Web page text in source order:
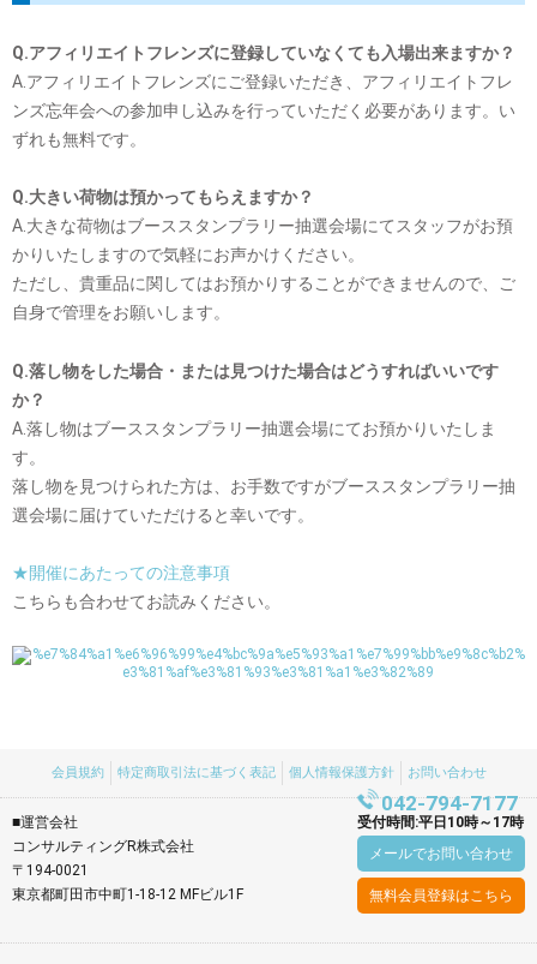
Q.アフィリエイトフレンズに登録していなくても入場出来ますか？
A.アフィリエイトフレンズにご登録いただき、アフィリエイトフレ
ンズ忘年会への参加申し込みを行っていただく必要があります。い
ずれも無料です。
Q.大きい荷物は預かってもらえますか？
A.大きな荷物はブーススタンプラリー抽選会場にてスタッフがお預
かりいたしますので気軽にお声かけください。
ただし、貴重品に関してはお預かりすることができませんので、ご
自身で管理をお願いします。
Q.落し物をした場合・または見つけた場合はどうすればいいです
か？
A.落し物はブーススタンプラリー抽選会場にてお預かりいたしま
す。
落し物を見つけられた方は、お手数ですがブーススタンプラリー抽
選会場に届けていただけると幸いです。
★開催にあたっての注意事項
こちらも合わせてお読みください。
会員規約 特定商取引法に基づく表記 個人情報保護方針 お問い合わせ
■運営会社
コンサルティングR株式会社
〒194-0021
東京都町田市中町1-18-12 MFビル1F
042-794-7177
受付時間:平日10時～17時
メールでお問い合わせ
無料会員登録はこちら